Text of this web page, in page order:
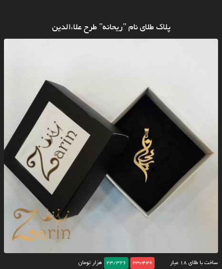
پلاک طلای نام "ریحانه" طرح علاءالدین
ساخت با طلای ۱۸ عیار 23/426
23/326 هزار تومان